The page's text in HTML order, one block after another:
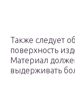
Также следует
поверхность
Материал
выдерживать